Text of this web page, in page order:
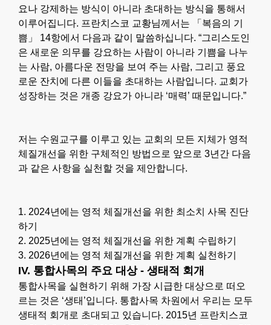
요나 강제하는 방식이 아니라 초대하는 방식을 통해서
이루어집니다. 프란치스코 교황님께서는 「복음의 기
쁨」 14항에서 다음과 같이 말씀하십니다. “그리스도인
은 새로운 의무를 강요하는 사람이 아니라 기쁨을 나누
는 사람, 아름다운 전망을 보여 주는 사람, 그리고 풍요
로운 잔치에 다른 이들을 초대하는 사람입니다. 교회가
성장하는 것은 개종 강요가 아니라 ‘매력’ 때문입니다.”
저는 수원교구를 이루고 있는 교회의 모든 지체가 영적
체질개선을 위한 구체적인 방법으로 앞으로 3년간 다음
과 같은 사항을 실천할 것을 제안합니다.
1. 2024년에는 영적 체질개선을 위한 최소치 사목 진단
하기
2. 2025년에는 영적 체질개선을 위한 계획 수립하기
3. 2026년에는 영적 체질개선을 위한 계획 실천하기
IV. 통합사목의 주요 대상 - 생태적 회개
통합사목을 실현하기 위해 가장 시급한 대상으로 떠오
르는 것은 ‘생태’입니다. 통합사목 차원에서 우리는 모두
생태적 회개로 초대되고 있습니다. 2015년 프란치스코